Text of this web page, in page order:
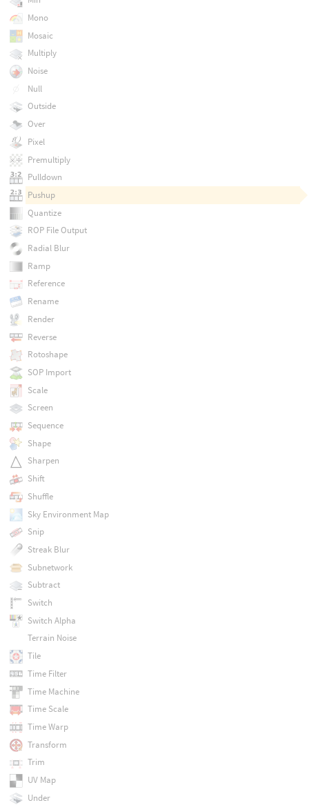
Mono
Mosaic
Multiply
Noise
Null
Outside
Over
Pixel
Premultiply
Pulldown
Pushup
Quantize
ROP File Output
Radial Blur
Ramp
Reference
Rename
Render
Reverse
Rotoshape
SOP Import
Scale
Screen
Sequence
Shape
Sharpen
Shift
Shuffle
Sky Environment Map
Snip
Streak Blur
Subnetwork
Subtract
Switch
Switch Alpha
Terrain Noise
Tile
Time Filter
Time Machine
Time Scale
Time Warp
Transform
Trim
UV Map
Under